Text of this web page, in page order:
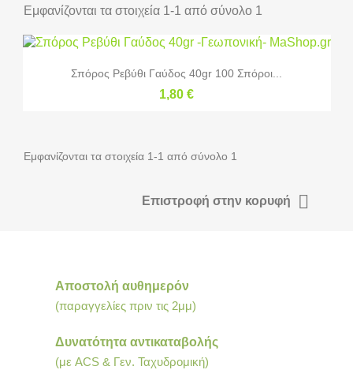
Εμφανίζονται τα στοιχεία 1-1 από σύνολο 1
Σπόρος Ρεβύθι Γαύδος 40gr 100 Σπόροι...
1,80 €
Εμφανίζονται τα στοιχεία 1-1 από σύνολο 1
Επιστροφή στην κορυφή 
Αποστολή αυθημερόν
(παραγγελίες πριν τις 2μμ)
Δυνατότητα αντικαταβολής
(με ACS & Γεν. Ταχυδρομική)